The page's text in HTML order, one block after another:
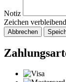
Notiz
Zeichen verbleibend
Abbrechen